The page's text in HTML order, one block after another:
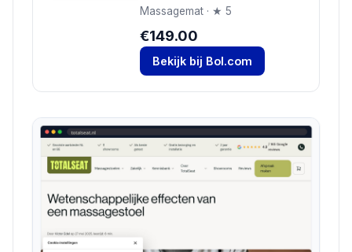
Massagemat · ★ 5
€149.00
Bekijk bij Bol.com